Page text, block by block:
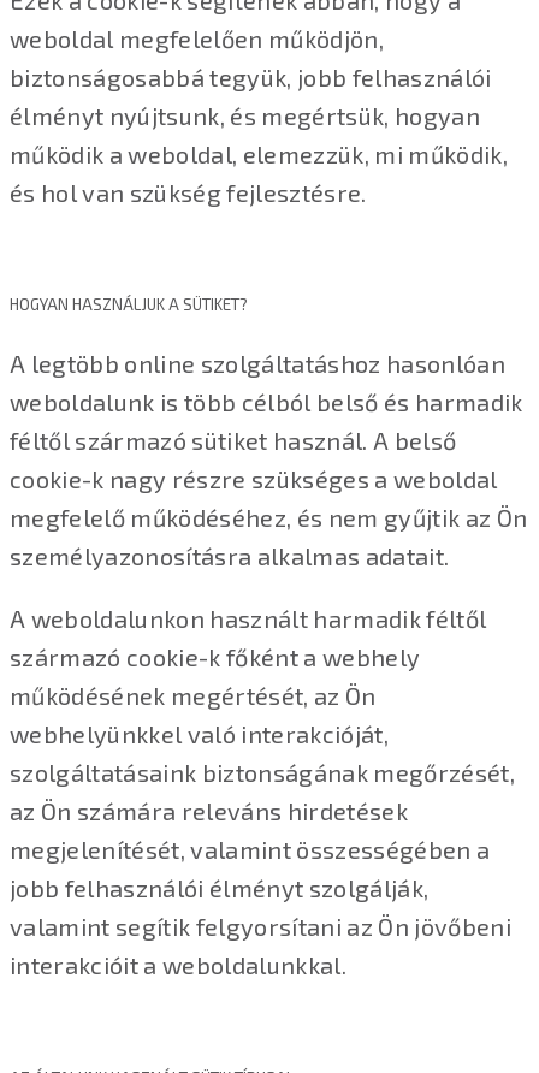
weboldal megfelelően működjön,
biztonságosabbá tegyük, jobb felhasználói
élményt nyújtsunk, és megértsük, hogyan
működik a weboldal, elemezzük, mi működik,
és hol van szükség fejlesztésre.
HOGYAN HASZNÁLJUK A SÜTIKET?
A legtöbb online szolgáltatáshoz hasonlóan
weboldalunk is több célból belső és harmadik
féltől származó sütiket használ. A belső
cookie-k nagy részre szükséges a weboldal
megfelelő működéséhez, és nem gyűjtik az Ön
személyazonosításra alkalmas adatait.
A weboldalunkon használt harmadik féltől
származó cookie-k főként a webhely
működésének megértését, az Ön
webhelyünkkel való interakcióját,
szolgáltatásaink biztonságának megőrzését,
az Ön számára releváns hirdetések
megjelenítését, valamint összességében a
jobb felhasználói élményt szolgálják,
valamint segítik felgyorsítani az Ön jövőbeni
interakcióit a weboldalunkkal.